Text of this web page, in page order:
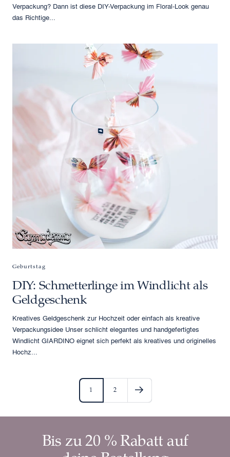
Verpackung? Dann ist diese DIY-Verpackung im Floral-Look genau
das Richtige...
Geburtstag
DIY: Schmetterlinge im Windlicht als
Geldgeschenk
Kreatives Geldgeschenk zur Hochzeit oder einfach als kreative
Verpackungsidee Unser schlicht elegantes und handgefertigtes
Windlicht GIARDINO eignet sich perfekt als kreatives und originelles
Hochz...
1 2
Bis zu 20 % Rabatt auf